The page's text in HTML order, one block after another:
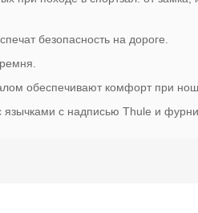
безопасность на дороге.
обеспечивают комфорт при
с надписью Thule и